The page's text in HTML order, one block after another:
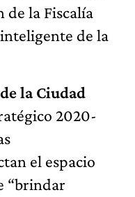
de la Fiscalía
de la
la Ciudad
2020-
el espacio
“brindar